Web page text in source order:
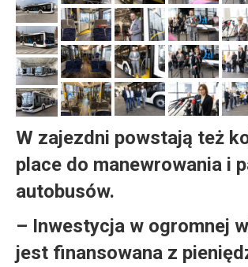
W zajezdni powstają też
place do manewrowania i
autobusów.
– Inwestycja w ogromnej
jest finansowana z